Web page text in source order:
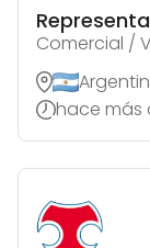
Comercial /
hace más